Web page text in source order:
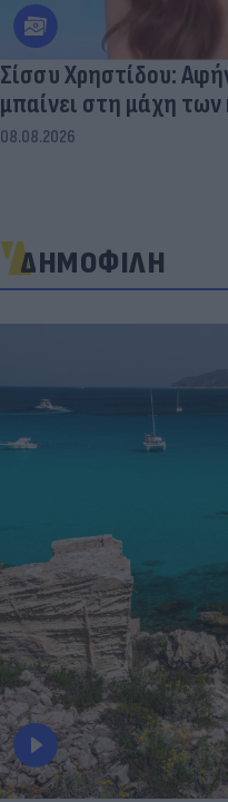
Σίσσυ Χρηστίδου:
μπαίνει στη μάχη
08.08.2026
ΔΗΜΟΦΙΛΗ